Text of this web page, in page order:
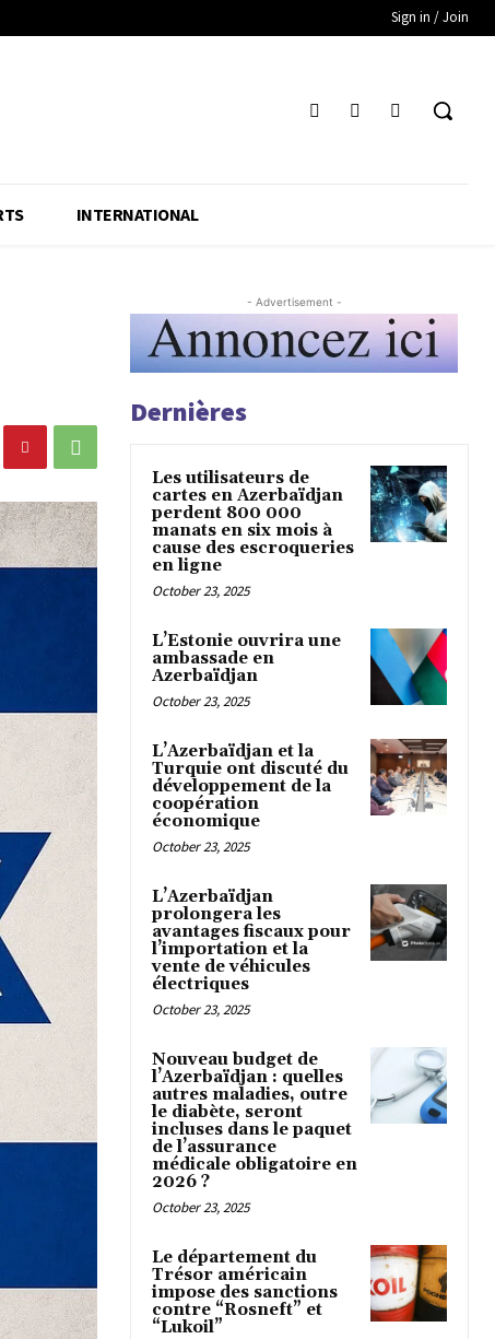
Sign in / Join
INTERNATIONAL
- Advertisement -
Dernières
Les utilisateurs de
cartes en Azerbaïdjan
perdent 800 000
manats en six mois à
cause des escroqueries
en ligne
October 23, 2025
L’Estonie ouvrira une
ambassade en
Azerbaïdjan
October 23, 2025
L’Azerbaïdjan et la
Turquie ont discuté du
développement de la
coopération
économique
October 23, 2025
L’Azerbaïdjan
prolongera les
avantages fiscaux pour
l’importation et la
vente de véhicules
électriques
October 23, 2025
Nouveau budget de
l’Azerbaïdjan : quelles
autres maladies, outre
le diabète, seront
incluses dans le paquet
de l’assurance
médicale obligatoire en
2026 ?
October 23, 2025
Le département du
Trésor américain
impose des sanctions
contre “Rosneft” et
“Lukoil”